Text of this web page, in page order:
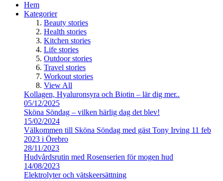
Hem
Kategorier
Beauty stories
Health stories
Kitchen stories
Life stories
Outdoor stories
Travel stories
Workout stories
View All
Kollagen, Hyaluronsyra och Biotin – lär dig mer..
05/12/2025
Sköna Söndag – vilken härlig dag det blev!
15/02/2024
Välkommen till Sköna Söndag med gäst Tony Irving 11 feb
2023 i Örebro
28/11/2023
Hudvårdsrutin med Rosenserien för mogen hud
14/08/2023
Elektrolyter och vätskeersättning